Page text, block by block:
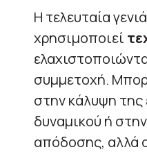
Η τελευταία
χρησιμοποιεί
συμμετοχή.
στην κάλυψη της
δυναμικού ή
απόδοσης, αλλά